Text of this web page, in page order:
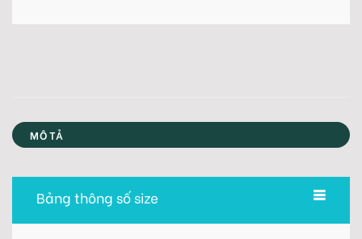
MÔ TẢ
Bảng thông số size